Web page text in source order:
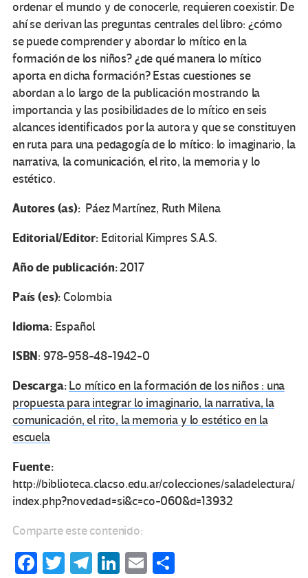
ordenar el mundo y de conocerle, requieren coexistir. De
ahí se derivan las preguntas centrales del libro: ¿cómo
se puede comprender y abordar lo mítico en la
formación de los niños? ¿de qué manera lo mítico
aporta en dicha formación? Estas cuestiones se
abordan a lo largo de la publicación mostrando la
importancia y las posibilidades de lo mítico en seis
alcances identificados por la autora y que se constituyen
en ruta para una pedagogía de lo mítico: lo imaginario, la
narrativa, la comunicación, el rito, la memoria y lo
estético.
Autores (as): Páez Martínez, Ruth Milena
Editorial/Editor: Editorial Kimpres S.A.S.
Año de publicación:2017
País (es):Colombia
Idioma:Español
ISBN: 978-958-48-1942-0
Descarga:Lo mítico en la formación de los niños : una
propuesta para integrar lo imaginario, la narrativa, la
comunicación, el rito, la memoria y lo estético en la
escuela
Fuente:
http://biblioteca.clacso.edu.ar/colecciones/saladelectura/
index.php?novedad=si&c=co-060&d=13932
Comparte este contenido:
Fa T
Te Li
E